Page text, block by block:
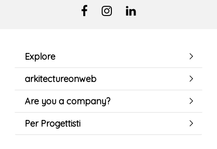
Explore
arkitectureonweb
Are you a company?
Per Progettisti